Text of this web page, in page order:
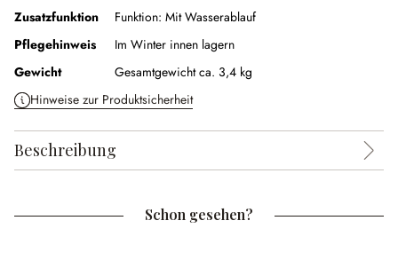
Zusatzfunktion
Funktion: Mit Wasserablauf
Pflegehinweis
Im Winter innen lagern
Gewicht
Gesamtgewicht ca. 3,4 kg
Hinweise zur Produktsicherheit
Beschreibung
Schon gesehen?